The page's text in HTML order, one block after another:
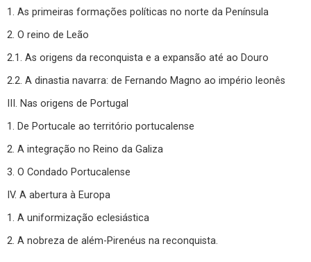
1. As primeiras formações políticas no norte da Península
2. O reino de Leão
2.1. As origens da reconquista e a expansão até ao Douro
2.2. A dinastia navarra: de Fernando Magno ao império leonês
III. Nas origens de Portugal
1. De Portucale ao território portucalense
2. A integração no Reino da Galiza
3. O Condado Portucalense
IV. A abertura à Europa
1. A uniformização eclesiástica
2. A nobreza de além-Pirenéus na reconquista.